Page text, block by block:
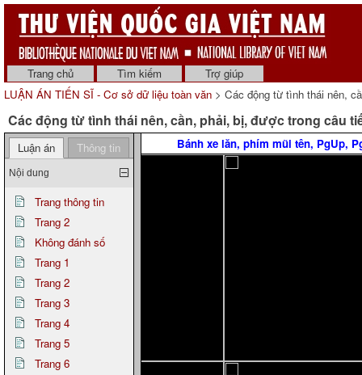
Trang chủ Tìm kiếm
Trợ giúp
LUẬN ÁN TIẾN SĨ - Cơ sở dữ liệu toàn văn > Các động từ tình thái nên,
Các động từ tình thái nên, cần, phải, bị, được trong câu
Luận án Thông tin
Nội dung
Trang thông tin
Trang 2
Không đánh số
Trang 1
Trang 2
Trang 3
Trang 4
Trang 5
Trang 6
Bánh xe lăn, phím mũi tên, PgUp,